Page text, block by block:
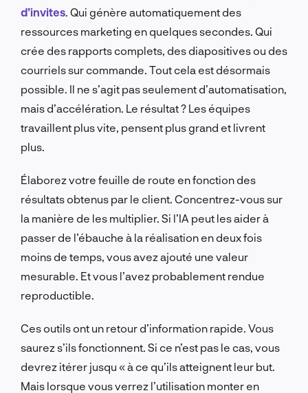
d’invites . Qui génère automatiquement des
ressources marketing en quelques secondes. Qui
crée des rapports complets, des diapositives ou des
courriels sur commande. Tout cela est désormais
possible. Il ne s’agit pas seulement d’automatisation,
mais d’accélération. Le résultat ? Les équipes
travaillent plus vite, pensent plus grand et livrent
plus.
Élaborez votre feuille de route en fonction des
résultats obtenus par le client. Concentrez-vous sur
la manière de les multiplier. Si l’IA peut les aider à
passer de l’ébauche à la réalisation en deux fois
moins de temps, vous avez ajouté une valeur
mesurable. Et vous l’avez probablement rendue
reproductible.
Ces outils ont un retour d’information rapide. Vous
saurez s’ils fonctionnent. Si ce n’est pas le cas, vous
devrez itérer jusqu « à ce qu’ils atteignent leur but.
Mais lorsque vous verrez l’utilisation monter en